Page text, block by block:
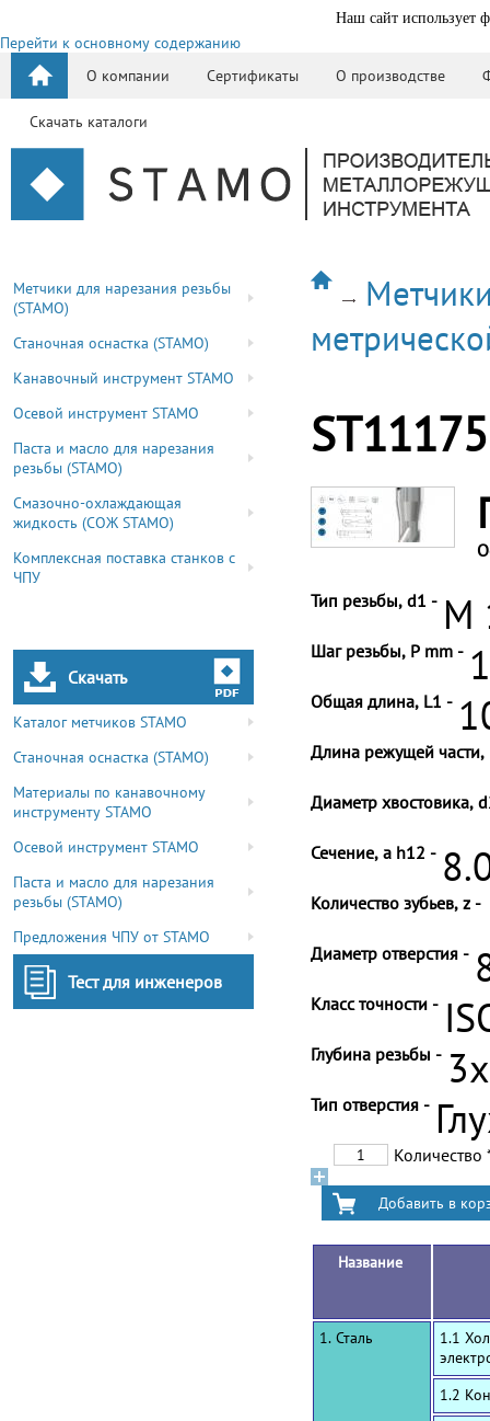
Наш сайт использует
Перейти к основному содержанию
О компании
Сертификаты О производстве
Скачать каталоги
Метчики для нарезания резьбы
(STAMO)
Станочная оснастка (STAMO)
Канавочный инструмент STAMO
Осевой инструмент STAMO
Паста и масло для нарезания
резьбы (STAMO)
Смазочно-охлаждающая
жидкость (СОЖ STAMO)
Комплексная поставка станков с
ЧПУ
Скачать
Каталог метчиков STAMO
Станочная оснастка (STAMO)
Материалы по канавочному
инструменту STAMO
Осевой инструмент STAMO
Паста и масло для нарезания
резьбы (STAMO)
Предложения ЧПУ от STAMO
Тест для инженеров
Тип резьбы, d1 - M
Шаг резьбы, P mm -
Общая длина, L1 -
Длина режущей части,
Диаметр хвостовика,
Сечение, a h12 -
Количество зубьев, z -
Диаметр отверстия -
Класс точности -
Глубина резьбы -
Тип отверстия -
Количество
Название
1. Сталь
1.1
1.2